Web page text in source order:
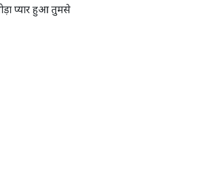
प्यार हुआ तुमसे